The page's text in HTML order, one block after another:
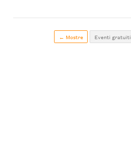
← Mostre Eventi gratuiti